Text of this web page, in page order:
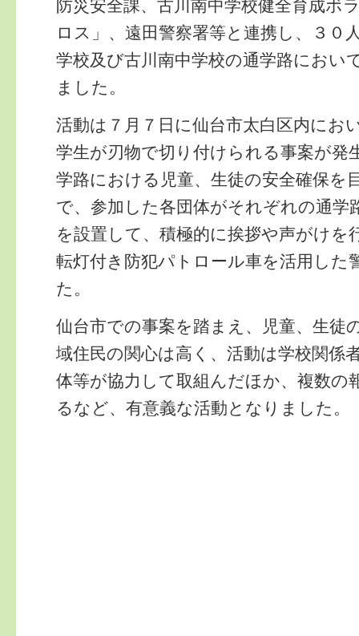
防災安全課、古川南中学校健全育成ボ
ロス」、遠田警察署等と連携し、３０
学校及び古川南中学校の通学路におい
ました。
活動は７月７日に仙台市太白区内にお
学生が刃物で切り付けられる事案が発
学路における児童、生徒の安全確保を
で、参加した各団体がそれぞれの通学
を設置して、積極的に挨拶や声がけを
転灯付き防犯パトロール車を活用した
た。
仙台市での事案を踏まえ、児童、生徒
域住民の関心は高く、活動は学校関係
体等が協力して取組んだほか、複数の
るなど、有意義な活動となりました。